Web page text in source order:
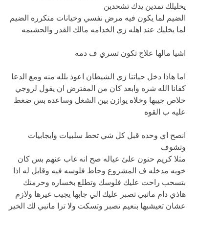
يخليلك تمدين يدك تشحدين
الضيم لما يكون فيه مرض نفسي وخيانات متكرره الضيم
لما يخليك عند اهله زي الخدامه مالك القدر والحشيمه
اشيا مالها علاج تكون تسري ف دمه
اما هاذا دخل حياتنا زي الشيطان اعوذ بلله منه ومع الدعا
كفانا الله شره وابعد كان من المفترض ان يقول لزوجي
خلاص جيبها وخلاه يوازن بين الشغل وساعده بس ضغط
عليه ب القوه
انصح اي وحده قبل كل شي تحط سلبيات وايجابيات
وتشوف
مثلا كريم حنون علئ عياله صح انه غاب عنهم بس كان
خويه مدخله ف المشروع وحاط فلوسه فيه وقايل له اذا
بتسحب راحت عليك فلوسك وتطلع بخساره وحرمتك
هاذي دام ماتبي تصبر عليك الي جابها يجيب غيرها ولازم
عشان تعيشيها بنعيم تصبر وتسكت ولا ترا ماتبي لك الخير